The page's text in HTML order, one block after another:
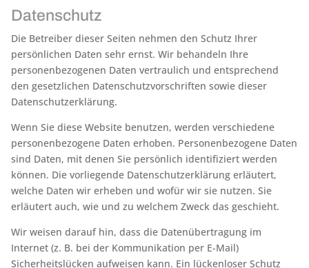
Datenschutz
Die Betreiber dieser Seiten nehmen den Schutz Ihrer
persönlichen Daten sehr ernst. Wir behandeln Ihre
personenbezogenen Daten vertraulich und entsprechend
den gesetzlichen Datenschutzvorschriften sowie dieser
Datenschutzerklärung.
Wenn Sie diese Website benutzen, werden verschiedene
personenbezogene Daten erhoben. Personenbezogene Daten
sind Daten, mit denen Sie persönlich identifiziert werden
können. Die vorliegende Datenschutzerklärung erläutert,
welche Daten wir erheben und wofür wir sie nutzen. Sie
erläutert auch, wie und zu welchem Zweck das geschieht.
Wir weisen darauf hin, dass die Datenübertragung im
Internet (z. B. bei der Kommunikation per E-Mail)
Sicherheitslücken aufweisen kann. Ein lückenloser Schutz